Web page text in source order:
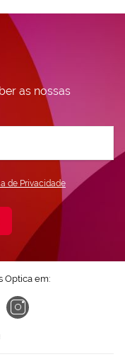
as nossas
de Privacidade
Optica em: